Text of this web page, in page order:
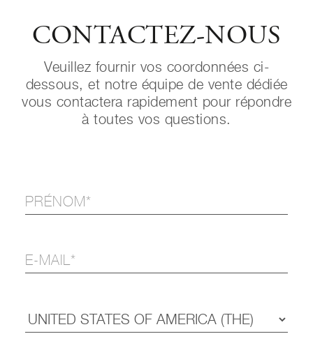
CONTACTEZ-NOUS
Veuillez fournir vos coordonnées ci-
dessous, et notre équipe de vente dédiée
vous contactera rapidement pour répondre
à toutes vos questions.